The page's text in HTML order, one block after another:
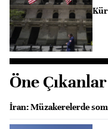
Öne Çıkanlar
İran: Müzakerelerde